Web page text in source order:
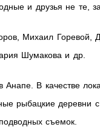
и друзья не те,
Михаил Горевой,
Шумакова и др.
В качестве
рыбацкие деревни с
съемок.